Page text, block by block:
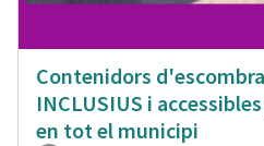
Contenidors
INCLUSIUS i
en tot el municipi